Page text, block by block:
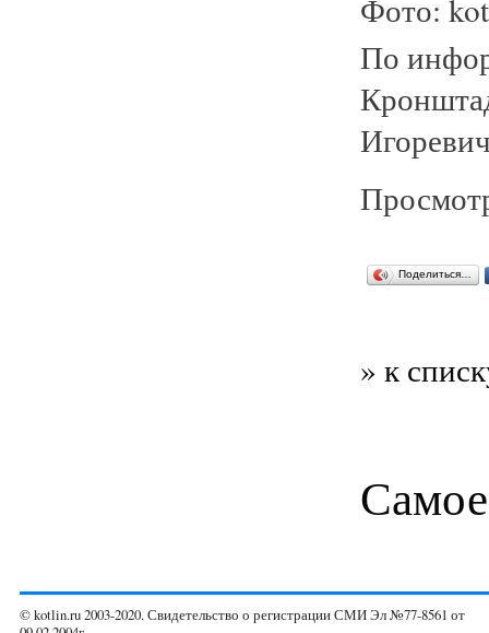
Фото:
По
Поделиться…
» к
© kotlin.ru 2003-2020. Свидетельство о регистрации СМИ Эл №77-8561 от